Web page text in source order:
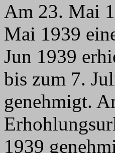
Am 23. Mai
Mai 1939
Jun 1939
bis zum 7.
genehmigt.
1939